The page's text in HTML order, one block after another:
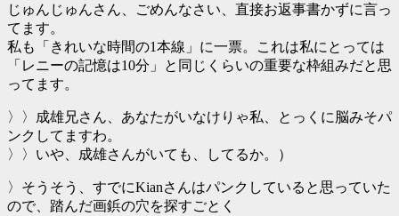
じゅんじゅんさん、ごめんなさい、直接お返事書かずに言っ
てます。
私も「きれいな時間の1本線」に一票。これは私にとっては
「レニーの記憶は10分」と同じくらいの重要な枠組みだと思
ってます。
〉〉成雄兄さん、あなたがいなけりゃ私、とっくに脳みそパ
ンクしてますわ。
〉〉いや、成雄さんがいても、してるか。）
〉そうそう、すでにKianさんはパンクしていると思っていた
ので、踏んだ画鋲の穴を探すごとく